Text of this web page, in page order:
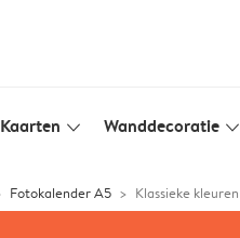
Kaarten slim_arrow_down Wanddecoratie slim_arrow_down
Fotokalender A5 Klassieke kleuren